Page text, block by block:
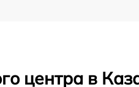
центра в